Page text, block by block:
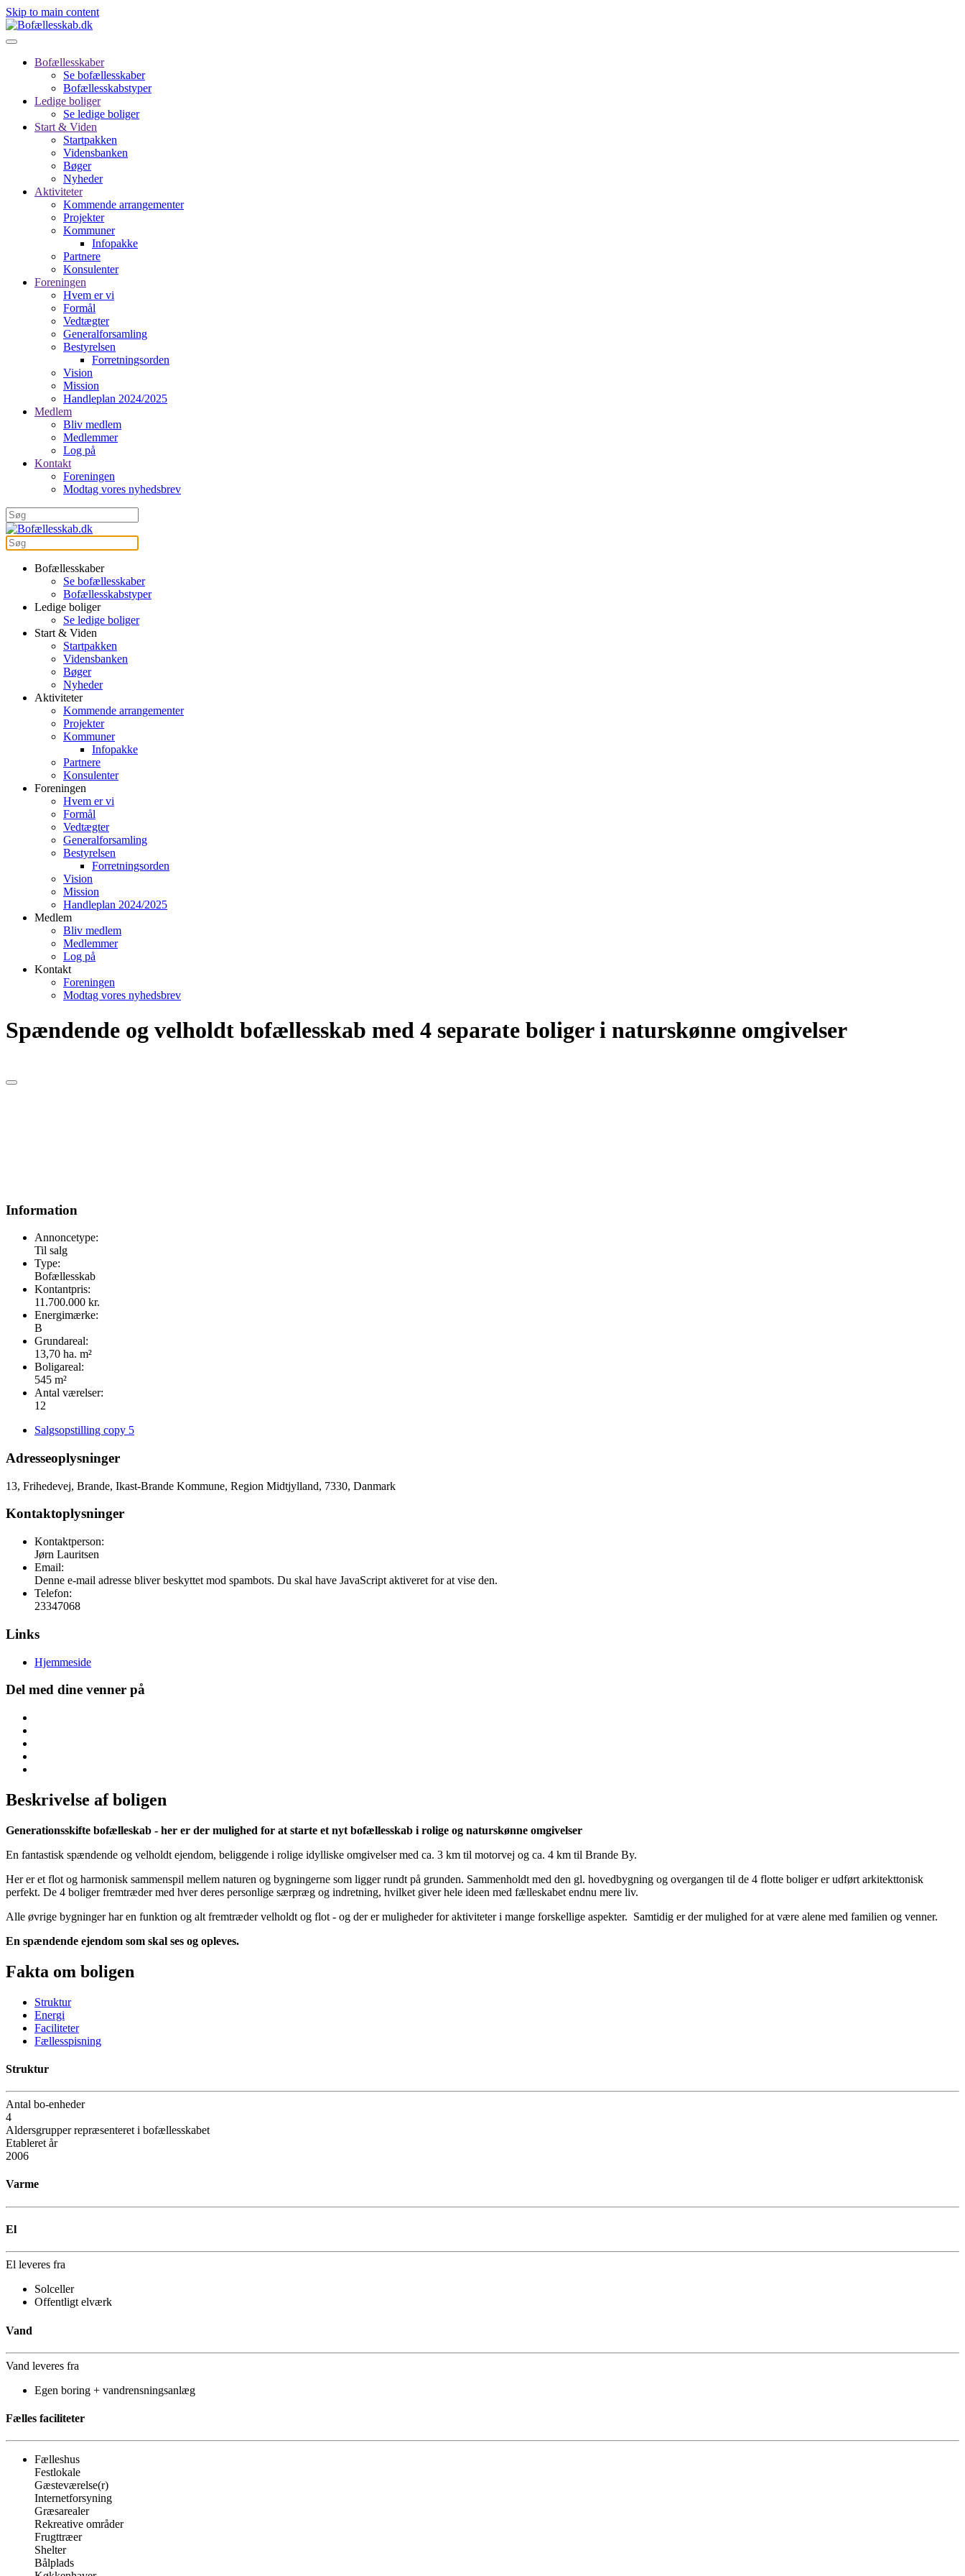
Skip to main content
Bofællesskaber
Se bofællesskaber
Bofællesskabstyper
Ledige boliger
Se ledige boliger
Start & Viden
Startpakken
Vidensbanken
Bøger
Nyheder
Aktiviteter
Kommende arrangementer
Projekter
Kommuner
Infopakke
Partnere
Konsulenter
Foreningen
Hvem er vi
Formål
Vedtægter
Generalforsamling
Bestyrelsen
Forretningsorden
Vision
Mission
Handleplan 2024/2025
Medlem
Bliv medlem
Medlemmer
Log på
Kontakt
Foreningen
Modtag vores nyhedsbrev
Bofællesskaber
Se bofællesskaber
Bofællesskabstyper
Ledige boliger
Se ledige boliger
Start & Viden
Startpakken
Vidensbanken
Bøger
Nyheder
Aktiviteter
Kommende arrangementer
Projekter
Kommuner
Infopakke
Partnere
Konsulenter
Foreningen
Hvem er vi
Formål
Vedtægter
Generalforsamling
Bestyrelsen
Forretningsorden
Vision
Mission
Handleplan 2024/2025
Medlem
Bliv medlem
Medlemmer
Log på
Kontakt
Foreningen
Modtag vores nyhedsbrev
Spændende og velholdt bofællesskab med 4 separate boliger i naturskønne omgivelser
Information
Annoncetype:
Til salg
Type:
Bofællesskab
Kontantpris:
11.700.000 kr.
Energimærke:
B
Grundareal:
13,70 ha. m²
Boligareal:
545 m²
Antal værelser:
12
Salgsopstilling copy 5
Adresseoplysninger
13, Frihedevej, Brande, Ikast-Brande Kommune, Region Midtjylland, 7330, Danmark
Kontaktoplysninger
Kontaktperson:
Jørn Lauritsen
Email:
Denne e-mail adresse bliver beskyttet mod spambots. Du skal have JavaScript aktiveret for at vise den.
Telefon:
23347068
Links
Hjemmeside
Del med dine venner på
Beskrivelse af boligen
Generationsskifte bofælleskab - her er der mulighed for at starte et nyt bofællesskab i rolige og naturskønne omgivelser
En fantastisk spændende og velholdt ejendom, beliggende i rolige idylliske omgivelser med ca. 3 km til motorvej og ca. 4 km til Brande By.
Her er et flot og harmonisk sammenspil mellem naturen og bygningerne som ligger rundt på grunden. Sammenholdt med den gl. hovedbygning og overgangen til de 4 flotte boliger er udført arkitekttonisk
perfekt. De 4 boliger fremtræder med hver deres personlige særpræg og indretning, hvilket giver hele ideen med fælleskabet endnu mere liv.
Alle øvrige bygninger har en funktion og alt fremtræder velholdt og flot - og der er muligheder for aktiviteter i mange forskellige aspekter. Samtidig er der mulighed for at være alene med familien og venner.
En spændende ejendom som skal ses og opleves.
Fakta om boligen
Struktur
Energi
Faciliteter
Fællesspisning
Struktur
Antal bo-enheder
4
Aldersgrupper repræsenteret i bofællesskabet
Etableret år
2006
Varme
El
El leveres fra
Solceller
Offentligt elværk
Vand
Vand leveres fra
Egen boring + vandrensningsanlæg
Fælles faciliteter
Fælleshus
Festlokale
Gæsteværelse(r)
Internetforsyning
Græsarealer
Rekreative områder
Frugttræer
Shelter
Bålplads